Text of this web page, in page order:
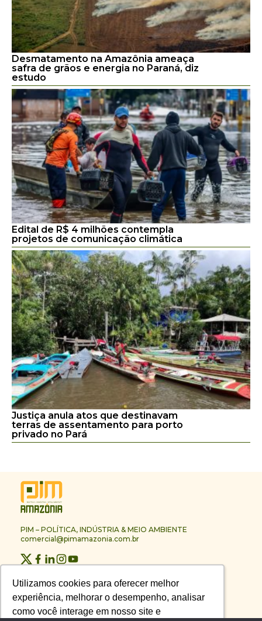
Utilizamos cookies para oferecer melhor
experiência, melhorar o desempenho, analisar
como você interage em nosso site e
Utilizamos cookies para oferecer melhor
experiência, melhorar o desempenho, analisar
como você interage em nosso site e
Desmatamento na Amazônia ameaça
safra de grãos e energia no Paraná, diz
estudo
Edital de R$ 4 milhões contempla
projetos de comunicação climática
Justiça anula atos que destinavam
terras de assentamento para porto
privado no Pará
PIM – POLÍTICA, INDÚSTRIA & MEIO AMBIENTE
comercial@pimamazonia.com.br
Contato
Publicidade
Melhores Empresas